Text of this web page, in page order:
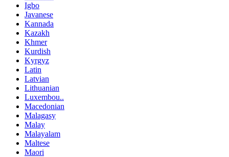
Igbo
Javanese
Kannada
Kazakh
Khmer
Kurdish
Kyrgyz
Latin
Latvian
Lithuanian
Luxembou..
Macedonian
Malagasy
Malay
Malayalam
Maltese
Maori